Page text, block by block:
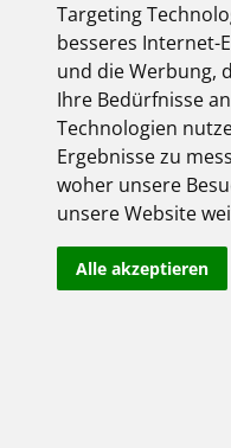
Targeting
besseres Internet-
und die Werbung,
Ihre Bedürfnisse
Technologien
Ergebnisse zu
woher unsere
unsere Website
Alle akzeptieren